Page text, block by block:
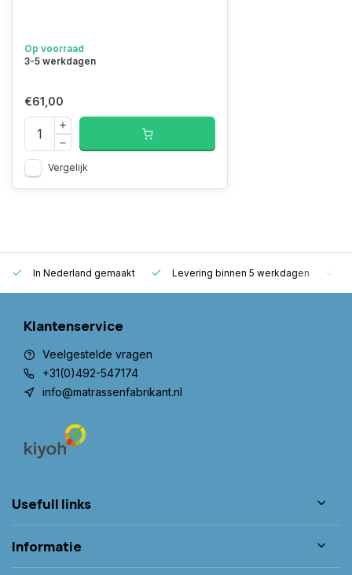
Op voorraad
3-5 werkdagen
€61,00
Vergelijk
In Nederland gemaakt Levering binnen 5 werkdagen
Klantenservice
Veelgestelde vragen
+31(0)492-547174
info@matrassenfabrikant.nl
Usefull links
Informatie